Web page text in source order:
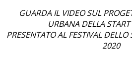
GUARDA IL VIDEO SUL
URBANA DELLA
PRESENTATO AL FESTIVAL
2020